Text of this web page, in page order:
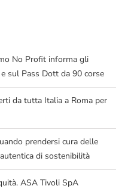
No Profit informa gli
sul Pass Dott da 90 corse
da tutta Italia a Roma per
prendersi cura delle
di sostenibilità
ASA Tivoli SpA